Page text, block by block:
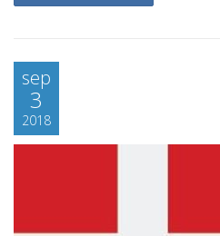
sep
3
2018